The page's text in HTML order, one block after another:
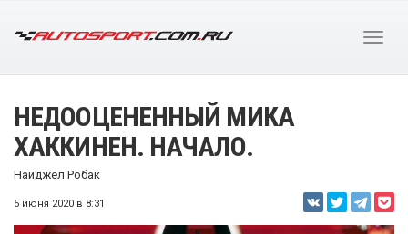
НЕДООЦЕНЕННЫЙ МИКА
ХАККИНЕН. НАЧАЛО.
Найджел Робак
5 июня 2020 в 8:31